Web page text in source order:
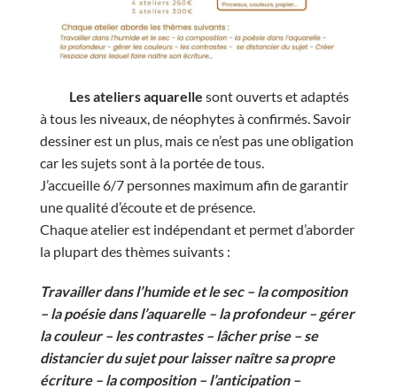
Les ateliers aquarelle sont ouverts et adaptés
à tous les niveaux, de néophytes à confirmés. Savoir
dessiner est un plus, mais ce n’est pas une obligation
car les sujets sont à la portée de tous.
J’accueille 6/7 personnes maximum afin de garantir
une qualité d’écoute et de présence.
Chaque atelier est indépendant et permet d’aborder
la plupart des thèmes suivants :
Travailler dans l’humide et le sec – la composition
– la poésie dans l’aquarelle – la profondeur – gérer
la couleur – les contrastes – lâcher prise – se
distancier du sujet pour laisser naître sa propre
écriture – la composition – l’anticipation –